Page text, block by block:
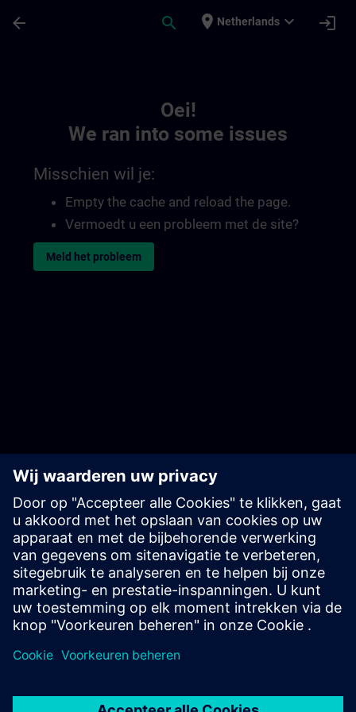
arrow_back search place Netherlands expand_more login
Oei!
We ran into some issues
Misschien wil je:
Empty the cache and reload the page.
Vermoedt u een probleem met de site?
Meld het probleem